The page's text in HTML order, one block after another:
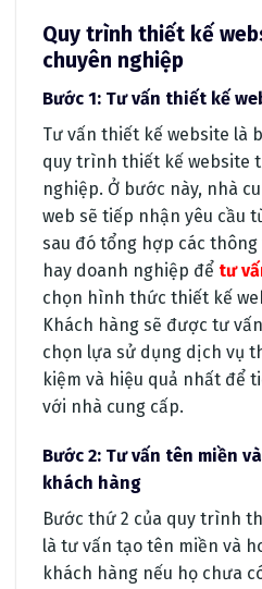
Quy trình thiết kế
chuyên nghiệp
Bước 1: Tư vấn thiết kế
Tư vấn thiết kế website là
quy trình thiết kế website
nghiệp. Ở bước này, nhà
web sẽ tiếp nhận yêu cầu
sau đó tổng hợp các
hay doanh nghiệp để tư
chọn hình thức thiết kế
Khách hàng sẽ được tư
chọn lựa sử dụng dịch vụ
kiệm và hiệu quả nhất để
với nhà cung cấp.
Bước 2: Tư vấn tên miền
khách hàng
Bước thứ 2 của quy trình
là tư vấn tạo tên miền và
khách hàng nếu họ chưa